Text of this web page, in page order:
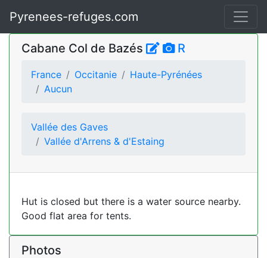
Pyrenees-refuges.com
Cabane Col de Bazés R
France Occitanie
Haute-Pyrénées
Aucun
Vallée des Gaves
Vallée d'Arrens & d'Estaing
Hut is closed but there is a water source nearby.
Good flat area for tents.
Photos